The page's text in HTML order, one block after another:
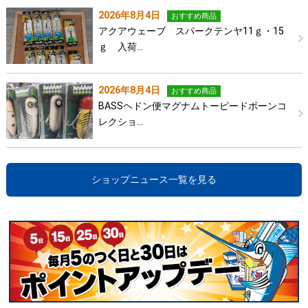
2026年8月4日 おすすめ商品
アクアウェーブ スパークテンヤ11ｇ・15
ｇ 入荷…
2026年8月4日 おすすめ商品
BASSヘドン便マグナムトーピードボーンコ
レクショ…
ショップニュース一覧を見る